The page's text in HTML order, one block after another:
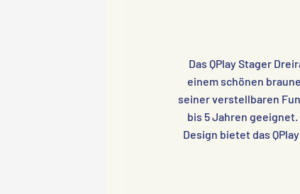
Das QPlay Stager
einem schönen
seiner verstellbaren
bis 5 Jahren
Design bietet das